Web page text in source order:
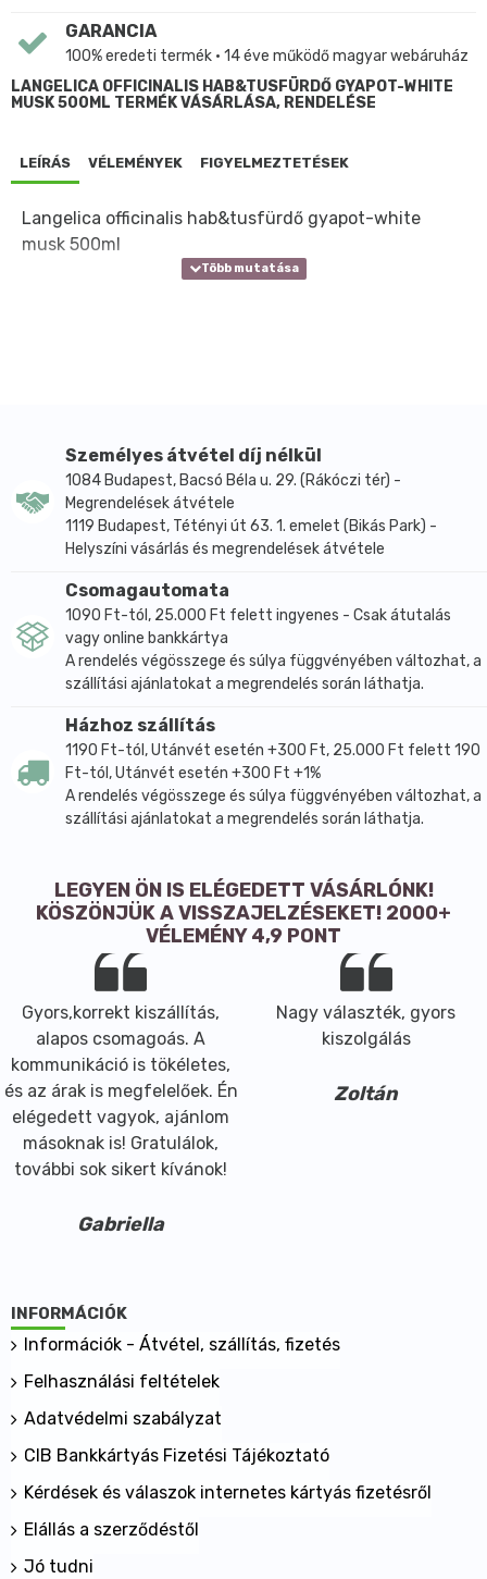
GARANCIA
100% eredeti termék • 14 éve működő magyar webáruház
LANGELICA OFFICINALIS HAB&TUSFÜRDŐ GYAPOT-WHITE
MUSK 500ML TERMÉK VÁSÁRLÁSA, RENDELÉSE
LEÍRÁS VÉLEMÉNYEK FIGYELMEZTETÉSEK
Langelica officinalis hab&tusfürdő gyapot-white
musk 500ml
Személyes átvétel díj nélkül
1084 Budapest, Bacsó Béla u. 29. (Rákóczi tér) -
Megrendelések átvétele
1119 Budapest, Tétényi út 63. 1. emelet (Bikás Park) -
Helyszíni vásárlás és megrendelések átvétele
Csomagautomata
1090 Ft-tól, 25.000 Ft felett ingyenes - Csak átutalás
vagy online bankkártya
A rendelés végösszege és súlya függvényében változhat, a
szállítási ajánlatokat a megrendelés során láthatja.
Házhoz szállítás
1190 Ft-tól, Utánvét esetén +300 Ft, 25.000 Ft felett 190
Ft-tól, Utánvét esetén +300 Ft +1%
A rendelés végösszege és súlya függvényében változhat, a
szállítási ajánlatokat a megrendelés során láthatja.
LEGYEN ÖN IS ELÉGEDETT VÁSÁRLÓNK!
KÖSZÖNJÜK A VISSZAJELZÉSEKET! 2000+
VÉLEMÉNY 4,9 PONT
Gyors,korrekt kiszállítás,
alapos csomagoás. A
kommunikáció is tökéletes,
és az árak is megfelelőek. Én
elégedett vagyok, ajánlom
másoknak is! Gratulálok,
további sok sikert kívánok!
Gabriella
Nagy választék, gyors
kiszolgálás
Zoltán
INFORMÁCIÓK
Információk - Átvétel, szállítás, fizetés
Felhasználási feltételek
Adatvédelmi szabályzat
CIB Bankkártyás Fizetési Tájékoztató
Kérdések és válaszok internetes kártyás fizetésről
Elállás a szerződéstől
Jó tudni